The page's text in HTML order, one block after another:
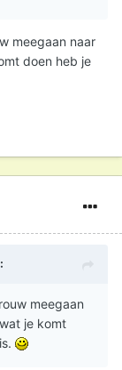
stad
Mijn
hebben
heel goed
met elkaar
achter deze
van hekserij?
meegaan naar
doen heb je
:
meegaan
je komt